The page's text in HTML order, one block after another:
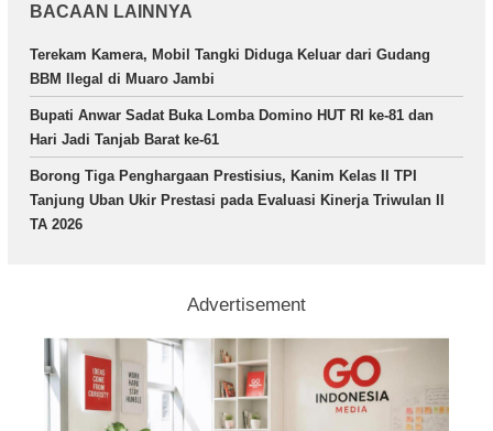
BACAAN LAINNYA
Terekam Kamera, Mobil Tangki Diduga Keluar dari Gudang
BBM Ilegal di Muaro Jambi
Bupati Anwar Sadat Buka Lomba Domino HUT RI ke-81 dan
Hari Jadi Tanjab Barat ke-61
Borong Tiga Penghargaan Prestisius, Kanim Kelas II TPI
Tanjung Uban Ukir Prestasi pada Evaluasi Kinerja Triwulan II
TA 2026
Advertisement